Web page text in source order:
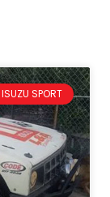
ISUZU SPORT